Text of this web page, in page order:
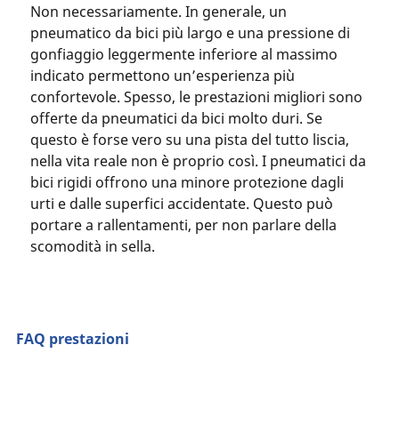
Non necessariamente. In generale, un
pneumatico da bici più largo e una pressione di
gonfiaggio leggermente inferiore al massimo
indicato permettono un’esperienza più
confortevole. Spesso, le prestazioni migliori sono
offerte da pneumatici da bici molto duri. Se
questo è forse vero su una pista del tutto liscia,
nella vita reale non è proprio così. I pneumatici da
bici rigidi offrono una minore protezione dagli
urti e dalle superfici accidentate. Questo può
portare a rallentamenti, per non parlare della
scomodità in sella.
FAQ prestazioni